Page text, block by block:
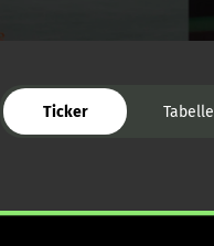
Ticker Tabelle